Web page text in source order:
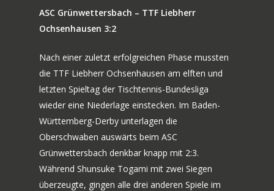
ASC Grünwettersbach – TTF Liebherr
Ochsenhausen 3:2
Nach einer zuletzt erfolgreichen Phase mussten
die TTF Liebherr Ochsenhausen am elften und
letzten Spieltag der Tischtennis-Bundesliga
wieder eine Niederlage einstecken. Im Baden-
Württemberg-Derby unterlagen die
Oberschwaben auswärts beim ASC
Grünwettersbach denkbar knapp mit 2:3.
Während Shunsuke Togami mit zwei Siegen
überzeugte, gingen alle drei anderen Spiele im